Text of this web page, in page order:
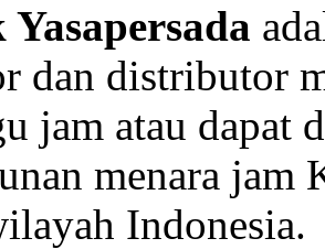
dan distributor
jam atau dapat
menara
Indonesia.